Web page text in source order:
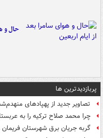
حال و
پربازدیدترین ها
تصاویر جدید از پهپادهای
چرا محمد صلاح ترکیه را به
گربه جریان برق شهرستان فریمان